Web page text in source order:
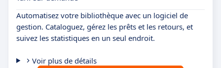
Automatisez votre bibliothèque avec un logiciel de
gestion. Cataloguez, gérez les prêts et les retours, et
suivez les statistiques en un seul endroit.
Voir plus de détails